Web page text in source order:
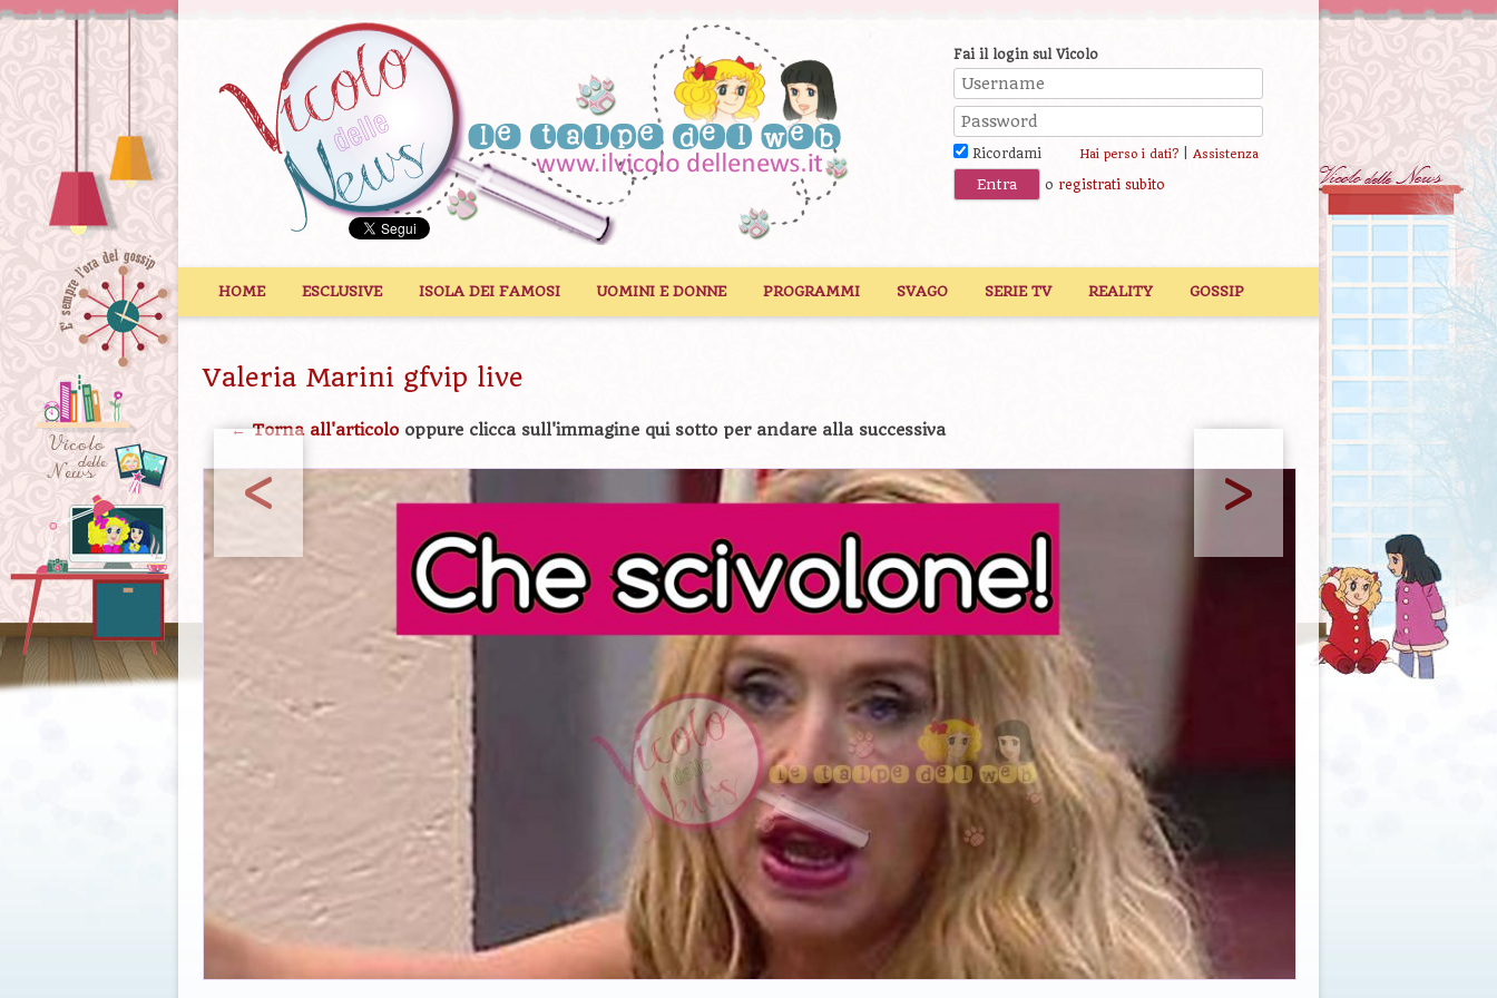
Fai il login sul Vicolo
Ricordami Hai perso i dati?| Assistenza
o registrati subito
HOME ESCLUSIVE ISOLA DEI FAMOSI UOMINI E DONNE PROGRAMMI SVAGO SERIE TV REALITY GOSSIP
Valeria Marini gfvip live
← Torna all'articolo oppure clicca sull'immagine qui sotto per andare alla successiva
< >